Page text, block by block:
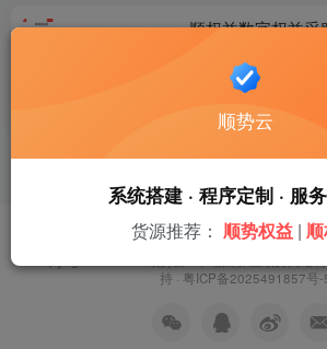
顺权益数字权益采
权益资讯
3个月前
友链申请 免责声明 广告合作
持 · 粤ICP备2025491857号-
顺势云
系统搭建 · 程序定制 · 服
货源推荐： 顺势权益 |